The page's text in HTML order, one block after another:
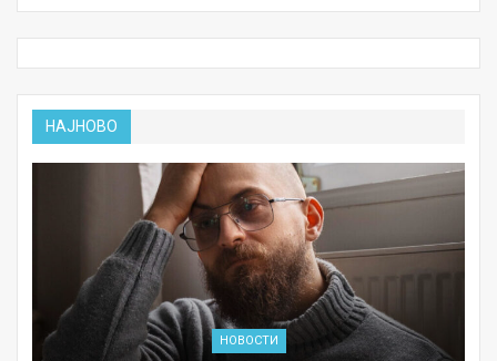
НАЈНОВО
НОВОСТИ